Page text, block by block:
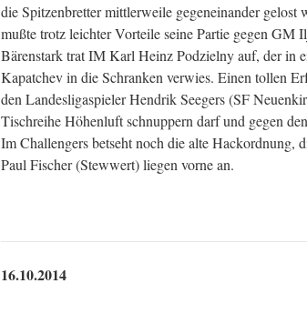
die Spitzenbretter mittlerweile gegeneinander
mußte trotz leichter Vorteile seine Partie gegen GM
Bärenstark trat IM Karl Heinz Podzielny auf, der in
Kapatchev in die Schranken verwies. Einen tollen
den Landesligaspieler Hendrik Seegers (SF
Tischreihe Höhenluft schnuppern darf und gegen
Im Challengers betseht noch die alte Hackordnung,
Paul Fischer (Stewwert) liegen vorne an.
16.10.2014